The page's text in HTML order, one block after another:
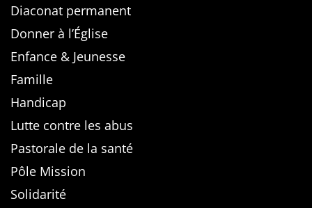
Diaconat permanent
Donner à l’Église
Enfance & Jeunesse
Famille
Handicap
Lutte contre les abus
Pastorale de la santé
Pôle Mission
Solidarité